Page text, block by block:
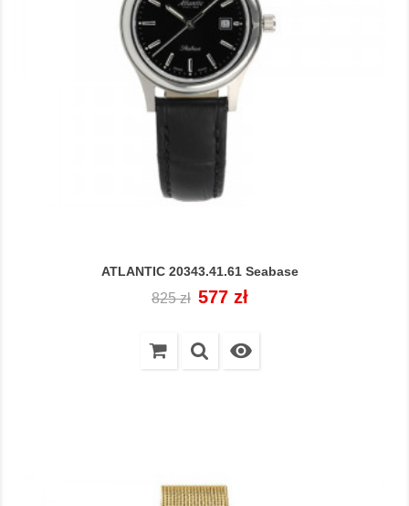
ATLANTIC 20343.41.61 Seabase
Cena
825 zł Cena
577 zł
